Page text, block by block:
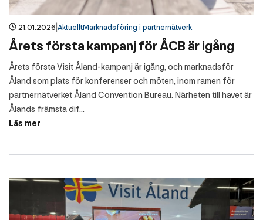
21.01.2026 AktuelltMarknadsföring i partnernätverk
Årets första kampanj för ÅCB är igång
Årets första Visit Åland-kampanj är igång, och marknadsför
Åland som plats för konferenser och möten, inom ramen för
partnernätverket Åland Convention Bureau. Närheten till havet är
Ålands främsta dif...
Läs mer